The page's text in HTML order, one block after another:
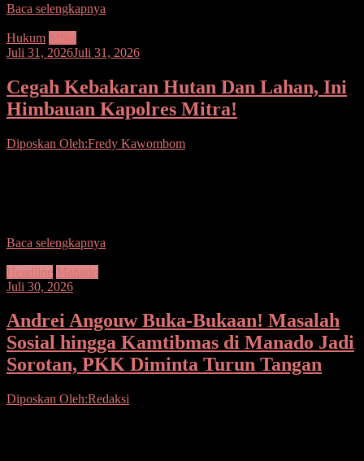
Baca selengkapnya
Hukum
Juli 31, 2026Juli 31, 2026
Cegah Kebakaran Hutan Dan Lahan, Ini
Himbauan Kapolres Mitra!
Diposkan Oleh:Fredy Kawombom
Baca selengkapnya
Headline Manado
Juli 30, 2026
Andrei Angouw Buka-Bukaan! Masalah
Sosial hingga Kamtibmas di Manado Jadi
Sorotan, PKK Diminta Turun Tangan
Diposkan Oleh:Redaksi